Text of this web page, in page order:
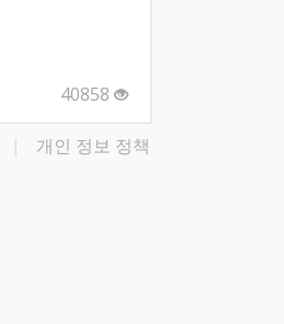
40858
| 개인 정보 정책